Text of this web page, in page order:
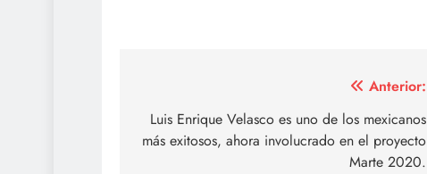
de
entradas
Anterior:
Luis Enrique Velasco es uno de los mexicanos
más exitosos, ahora involucrado en el proyecto
Marte 2020.